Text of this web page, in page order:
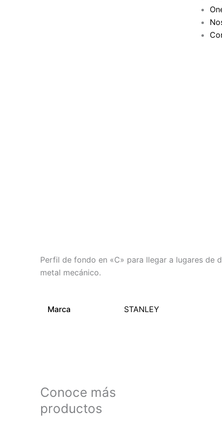
Perfil de fondo en «C» para llegar a lugares de
metal mecánico.
Marca STANLEY
Conoce más
productos